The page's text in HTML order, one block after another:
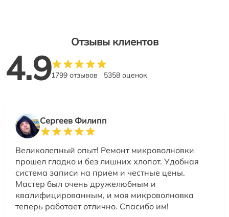
Отзывы клиентов
4.91799 отзывов 5358 оценок
Сергеев Филипп
Великолепный опыт! Ремонт микроволновки
прошел гладко и без лишних хлопот. Удобная
система записи на прием и честные цены.
Мастер был очень дружелюбным и
квалифицированным, и моя микроволновка
теперь работает отлично. Спасибо им!